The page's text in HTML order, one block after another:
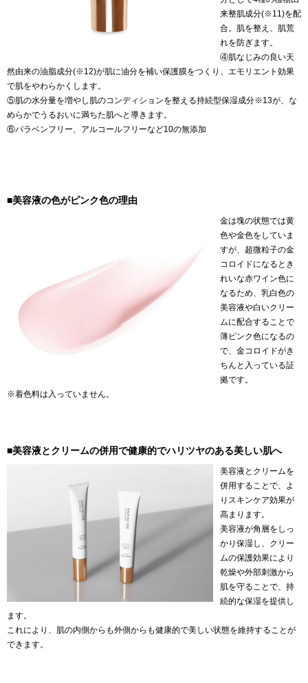
来整肌成分(※11)を配
合。肌を整え、肌荒
れを防ぎます。
④肌なじみの良い天
然由来の油脂成分(※12)が肌に油分を補い保護膜をつくり、エモリエント効果
で肌をやわらかくします。
⑤肌の水分量を増やし肌のコンディションを整える持続型保湿成分※13が、な
めらかでうるおいに満ちた肌へと導きます。
⑥パラベンフリー、アルコールフリーなど10の無添加
■美容液の色がピンク色の理由
金は塊の状態では黄
色や金色をしていま
すが、超微粒子の金
コロイドになるとき
れいな赤ワイン色に
なるため、乳白色の
美容液や白いクリー
ムに配合することで
薄ピンク色になるの
で、金コロイドがき
ちんと入っている証
拠です。
※着色料は入っていません。
■美容液とクリームの併用で健康的でハリツヤのある美しい肌へ
美容液とクリームを
併用することで、よ
りスキンケア効果が
高まります。
美容液が角層をしっ
かり保湿し、クリー
ムの保護効果により
乾燥や外部刺激から
肌を守ることで、持
続的な保湿を提供し
ます。
これにより、肌の内側からも外側からも健康的で美しい状態を維持することが
できます。